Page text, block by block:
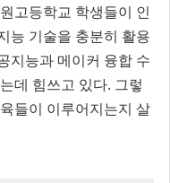
고등학교 학생들이 인
능 기술을 충분히 활용
지능과 메이커 융합 수
데 힘쓰고 있다. 그렇
들이 이루어지는지 살